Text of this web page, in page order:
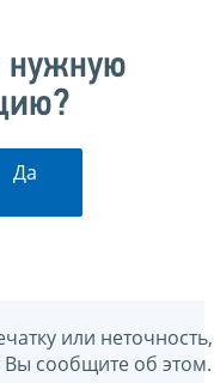
Да
или неточность,
сообщите об этом.